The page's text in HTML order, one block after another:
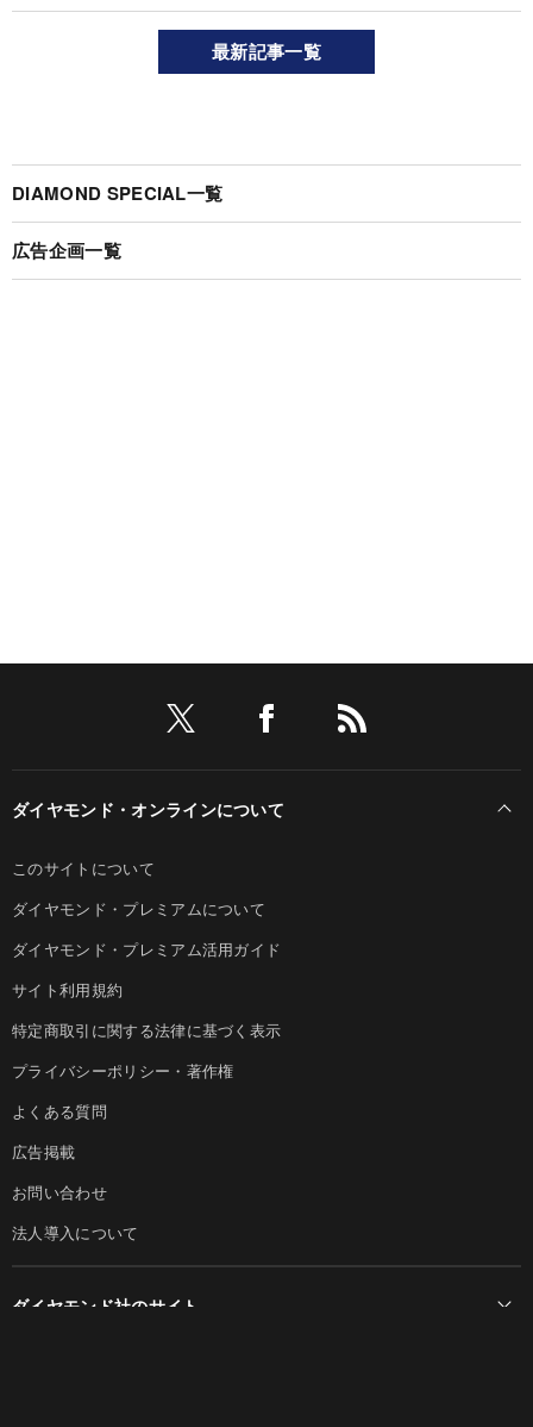
最新記事一覧
DIAMOND SPECIAL一覧
広告企画一覧
ダイヤモンド・オンラインについて
このサイトについて
ダイヤモンド・プレミアムについて
ダイヤモンド・プレミアム活用ガイド
サイト利用規約
特定商取引に関する法律に基づく表示
プライバシーポリシー・著作権
よくある質問
広告掲載
お問い合わせ
法人導入について
ダイヤモンド社のサイト